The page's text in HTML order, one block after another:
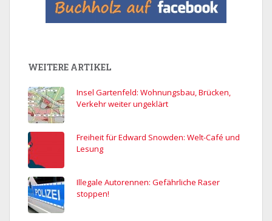
WEITERE ARTIKEL
Insel Gartenfeld: Wohnungsbau, Brücken,
Verkehr weiter ungeklärt
Freiheit für Edward Snowden: Welt-Café und
Lesung
Illegale Autorennen: Gefährliche Raser
stoppen!